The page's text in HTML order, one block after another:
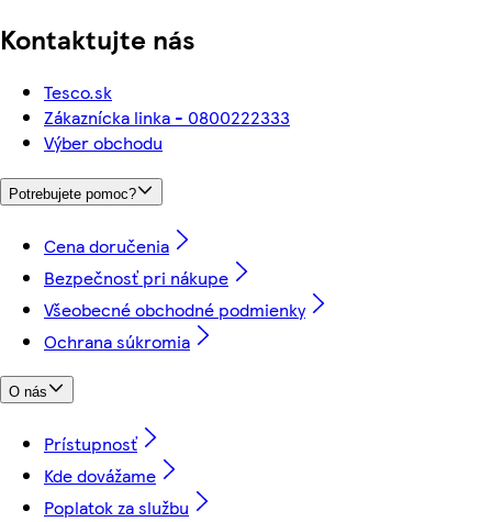
Kontaktujte nás
Tesco.sk
Zákaznícka linka - 0800222333
Výber obchodu
Potrebujete pomoc?
Cena doručenia
Bezpečnosť pri nákupe
Všeobecné obchodné podmienky
Ochrana súkromia
O nás
Prístupnosť
Kde dovážame
Poplatok za službu